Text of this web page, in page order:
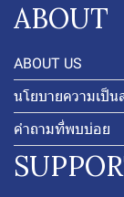
ABOUT
ABOUT US
นโยบายความเป็น
คำถามที่พบบ่อย